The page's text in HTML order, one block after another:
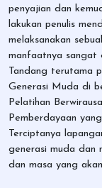
penyajian dan
lakukan penulis
melaksanakan
manfaatnya sangat
Tandang terutama
Generasi Muda di
Pelatihan
Pemberdayaan
Terciptanya
generasi muda dan
dan masa yang